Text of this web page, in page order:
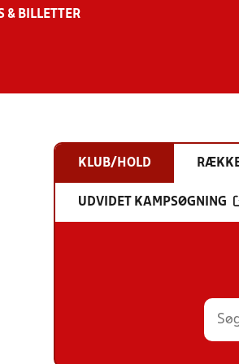
& BILLETTER
KLUB/HOLD
UDVIDET KAMPSØGNING